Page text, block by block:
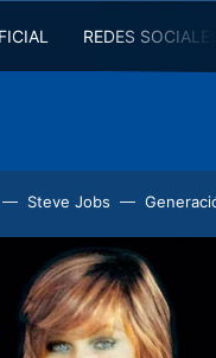
REDES
Steve Jobs